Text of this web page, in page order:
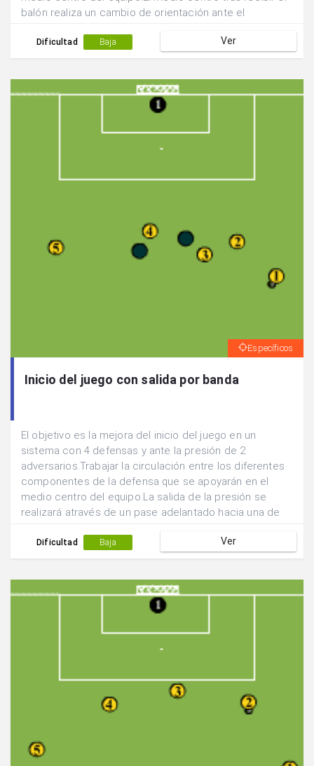
balón realiza un cambio de orientación ante el
Dificultad Baja Ver
Específicos
Inicio del juego con salida por banda
El objetivo es la mejora del inicio del juego en un
sistema con 4 defensas y ante la presión de 2
adversarios.Trabajar la circulación entre los diferentes
componentes de la defensa que se apoyarán en el
medio centro del equipo.La salida de la presión se
realizará através de un pase adelantado hacia una de
Dificultad Baja Ver